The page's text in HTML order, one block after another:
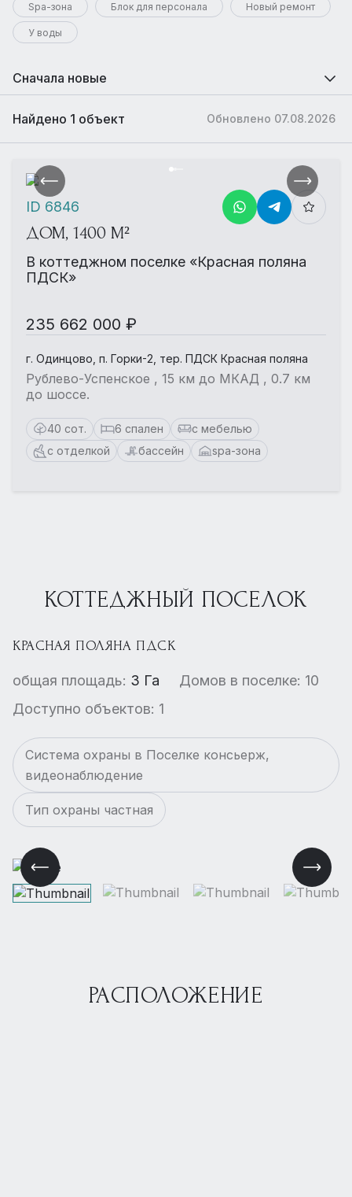
Spa-зона Блок для персонала Новый ремонт
У воды
Сначала новые
Обновлено 07.08.2026
Найдено 1 объект
ДОМ, 1400 М²
В коттеджном поселке «Красная поляна
ПДСК»
235 662 000 ₽
г. Одинцово, п. Горки-2, тер. ПДСК Красная поляна
Рублево-Успенское , 15 км до МКАД , 0.7 км
до шоссе.
40 сот. 6 спален
с мебелью
с отделкой
бассейн spa-зона
ID 6846
КОТТЕДЖНЫЙ ПОСЕЛОК
КРАСНАЯ ПОЛЯНА ПДСК
общая площадь: 3 Га
Домов в поселке: 10
Доступно объектов: 1
Система охраны в Поселке консьерж,
видеонаблюдение
Тип охраны частная
РАСПОЛОЖЕНИЕ